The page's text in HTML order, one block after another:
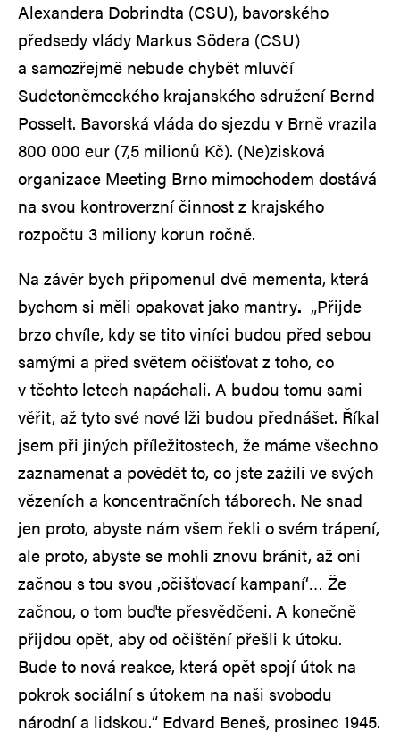
Alexandera Dobrindta (CSU), bavorského
předsedy vlády Markus Södera (CSU)
a samozřejmě nebude chybět mluvčí
Sudetoněmeckého krajanského sdružení Bernd
Posselt. Bavorská vláda do sjezdu v Brně vrazila
800 000 eur (7,5 milionů Kč). (Ne)zisková
organizace Meeting Brno mimochodem dostává
na svou kontroverzní činnost z krajského
rozpočtu 3 miliony korun ročně.
Na závěr bych připomenul dvě mementa, která
bychom si měli opakovat jako mantry. „Přijde
brzo chvíle, kdy se tito viníci budou před sebou
samými a před světem očišťovat z toho, co
v těchto letech napáchali. A budou tomu sami
věřit, až tyto své nové lži budou přednášet. Říkal
jsem při jiných příležitostech, že máme všechno
zaznamenat a povědět to, co jste zažili ve svých
vězeních a koncentračních táborech. Ne snad
jen proto, abyste nám všem řekli o svém trápení,
ale proto, abyste se mohli znovu bránit, až oni
začnou s tou svou ‚očišťovací kampaní‘… Že
začnou, o tom buďte přesvědčeni. A konečně
přijdou opět, aby od očištění přešli k útoku.
Bude to nová reakce, která opět spojí útok na
pokrok sociální s útokem na naši svobodu
národní a lidskou.“ Edvard Beneš, prosinec 1945.